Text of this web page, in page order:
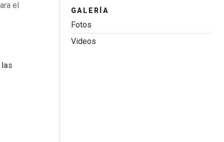
el
GALERÍA
Fotos
Videos